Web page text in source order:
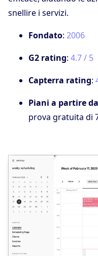
snellire i servizi.
Fondato: 2006
G2 rating: 4.7 / 5
Capterra rating:
Piani a partire da
prova gratuita di